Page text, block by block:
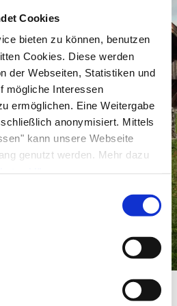
Cookies
bieten zu können, benutzen
Cookies. Diese werden
der Webseiten, Statistiken und
mögliche Interessen
ermöglichen. Eine Weitergabe
anonymisiert. Mittels
kann unsere Webseite
genutzt werden. Mehr dazu
.
for the whole family: there
museum guide and a
that they can embark
also part of the party,
to borrow.
the shop are there for
or after your visit to the
prices is available